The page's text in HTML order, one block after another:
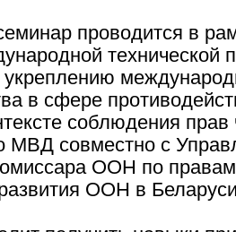
проводится в
технической
в сфере
соблюдения прав
МВД совместно с
ООН по
ООН в